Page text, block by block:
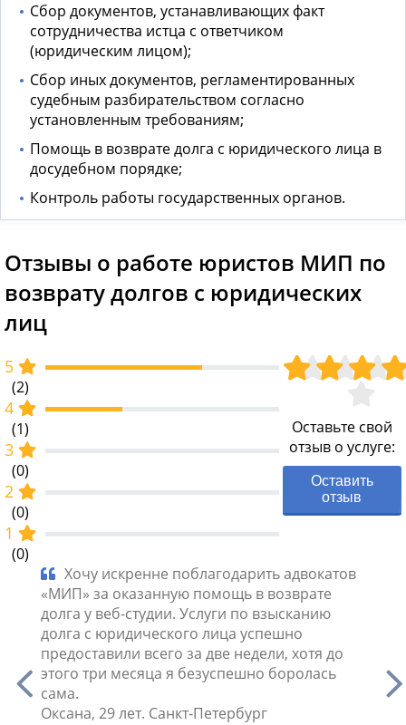
Сбор документов, устанавливающих факт
сотрудничества истца с ответчиком
(юридическим лицом);
Сбор иных документов, регламентированных
судебным разбирательством согласно
установленным требованиям;
Помощь в возврате долга с юридического лица в
досудебном порядке;
Контроль работы государственных органов.
Отзывы о работе юристов МИП по
возврату долгов с юридических
лиц
5
(2)
4
(1)
3
(0)
2
(0)
1
(0)
Оставьте свой
отзыв о услуге:
Оставить
отзыв
Хочу искренне поблагодарить адвокатов
«МИП» за оказанную помощь в возврате
долга у веб-студии. Услуги по взысканию
долга с юридического лица успешно
предоставили всего за две недели, хотя до
этого три месяца я безуспешно боролась
сама.
Оксана, 29 лет. Санкт-Петербург